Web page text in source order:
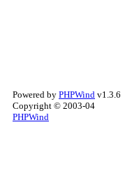
Powered by PHPWind v1.3.6
Copyright © 2003-04
PHPWind